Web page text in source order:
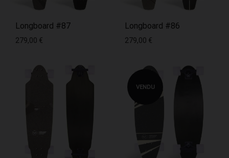
Longboard #87
279,00 €
Longboard #86
279,00 €
VENDU